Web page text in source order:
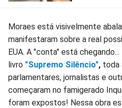
Moraes está visivelmente
manifestaram sobre a real
EUA. A "conta" está
livro "Supremo Silêncio", toda
parlamentares, jornalistas e
começaram no famigerado
foram expostos! Nessa obra